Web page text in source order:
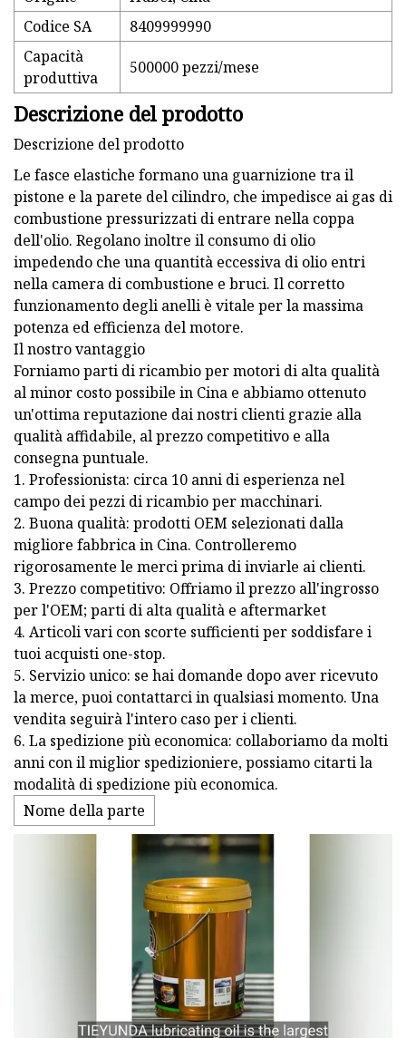
Codice SA
8409999990
Capacità
produttiva
500000 pezzi/mese
Descrizione del prodotto
Descrizione del prodotto
Le fasce elastiche formano una guarnizione tra il
pistone e la parete del cilindro, che impedisce ai gas di
combustione pressurizzati di entrare nella coppa
dell'olio. Regolano inoltre il consumo di olio
impedendo che una quantità eccessiva di olio entri
nella camera di combustione e bruci. Il corretto
funzionamento degli anelli è vitale per la massima
potenza ed efficienza del motore.
Il nostro vantaggio
Forniamo parti di ricambio per motori di alta qualità
al minor costo possibile in Cina e abbiamo ottenuto
un'ottima reputazione dai nostri clienti grazie alla
qualità affidabile, al prezzo competitivo e alla
consegna puntuale.
1. Professionista: circa 10 anni di esperienza nel
campo dei pezzi di ricambio per macchinari.
2. Buona qualità: prodotti OEM selezionati dalla
migliore fabbrica in Cina. Controlleremo
rigorosamente le merci prima di inviarle ai clienti.
3. Prezzo competitivo: Offriamo il prezzo all'ingrosso
per l'OEM; parti di alta qualità e aftermarket
4. Articoli vari con scorte sufficienti per soddisfare i
tuoi acquisti one-stop.
5. Servizio unico: se hai domande dopo aver ricevuto
la merce, puoi contattarci in qualsiasi momento. Una
vendita seguirà l'intero caso per i clienti.
6. La spedizione più economica: collaboriamo da molti
anni con il miglior spedizioniere, possiamo citarti la
modalità di spedizione più economica.
Nome della parte